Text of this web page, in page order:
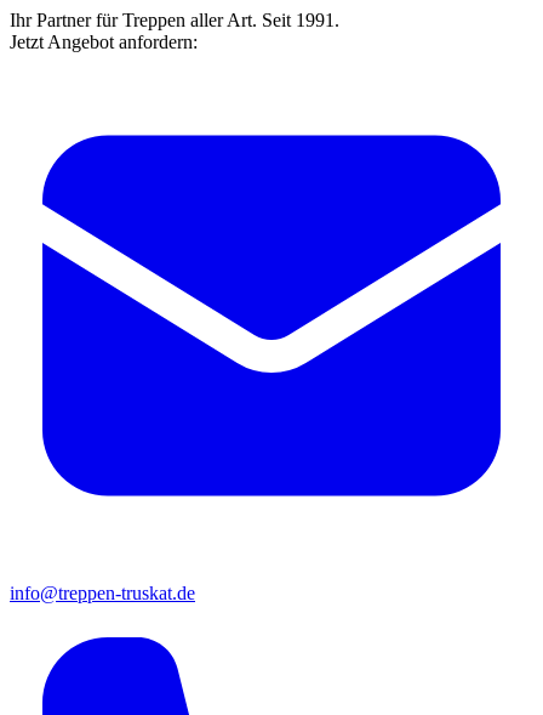
Ihr Partner für Treppen aller Art. Seit 1991.
Jetzt Angebot anfordern:
info@treppen-truskat.de